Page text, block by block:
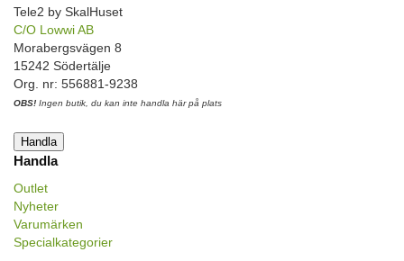
Tele2 by SkalHuset
C/O Lowwi AB
Morabergsvägen 8
15242 Södertälje
Org. nr: 556881-9238
OBS! Ingen butik, du kan inte handla här på plats
Handla
Handla
Outlet
Nyheter
Varumärken
Specialkategorier